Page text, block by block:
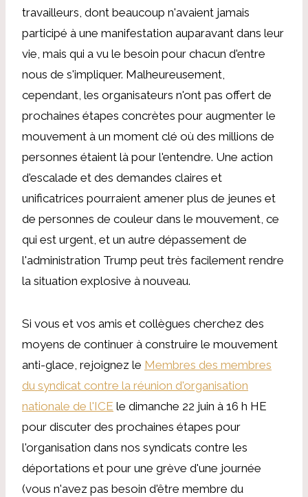
travailleurs, dont beaucoup n'avaient jamais
participé à une manifestation auparavant dans leur
vie, mais qui a vu le besoin pour chacun d'entre
nous de s'impliquer. Malheureusement,
cependant, les organisateurs n'ont pas offert de
prochaines étapes concrètes pour augmenter le
mouvement à un moment clé où des millions de
personnes étaient là pour l'entendre. Une action
d'escalade et des demandes claires et
unificatrices pourraient amener plus de jeunes et
de personnes de couleur dans le mouvement, ce
qui est urgent, et un autre dépassement de
l'administration Trump peut très facilement rendre
la situation explosive à nouveau.
Si vous et vos amis et collègues cherchez des
moyens de continuer à construire le mouvement
anti-glace, rejoignez le Membres des membres
du syndicat contre la réunion d'organisation
nationale de l'ICE le dimanche 22 juin à 16 h HE
pour discuter des prochaines étapes pour
l'organisation dans nos syndicats contre les
déportations et pour une grève d'une journée
(vous n'avez pas besoin d'être membre du